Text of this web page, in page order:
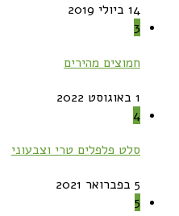
14 ביולי 2019
3
חמוצים מהירים
1 באוגוסט 2022
4
סלט פלפלים טרי וצבעוני
5 בפברואר 2021
5